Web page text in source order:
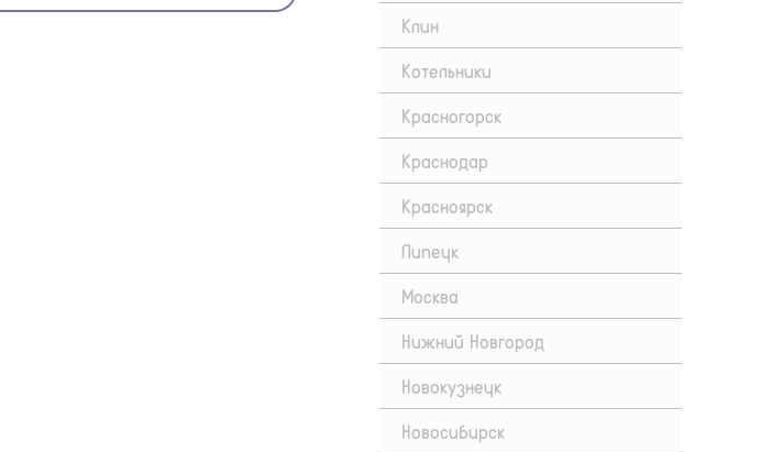
Клин
Котельники
Красногорск
Краснодар
Красноярск
Липецк
Москва
Нижний Новгород
Новокузнецк
Новосибирск